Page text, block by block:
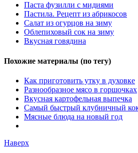
Паста фузилли с мидиями
Пастила. Рецепт из абрикосов
Салат из огурцов на зиму
Облепиховый сок на зиму
Вкусная говядина
Похожие материалы (по тегу)
Как приготовить утку в духовке
Разнообразное мясо в горшочках
Вкусная картофельная выпечка
Самый быстрый клубничный
Мясные блюда на новый год
Наверх